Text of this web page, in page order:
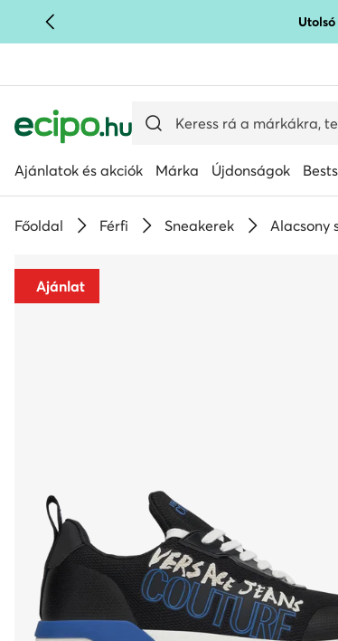
UGRÁS A FŐ TARTALOMRA
Ajánlatok és akciók Márka Újdonságok
Főoldal Férfi Sneakerek Alacsony
Ajánlat